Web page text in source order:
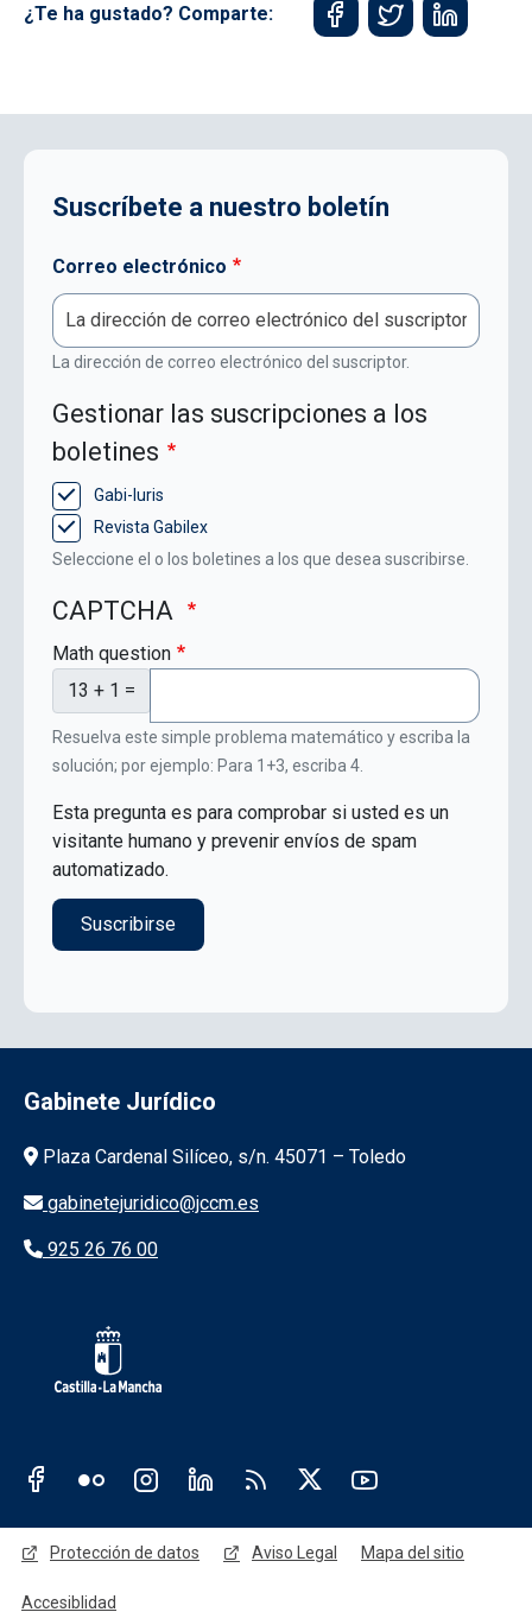
¿Te ha gustado? Comparte:
Suscríbete a nuestro boletín
Correo electrónico
La dirección de correo electrónico del suscriptor.
Gestionar las suscripciones a los
boletines
Gabi-Iuris
Revista Gabilex
Seleccione el o los boletines a los que desea suscribirse.
CAPTCHA
Math question
13 + 1 =
Resuelva este simple problema matemático y escriba la
solución; por ejemplo: Para 1+3, escriba 4.
Esta pregunta es para comprobar si usted es un
visitante humano y prevenir envíos de spam
automatizado.
Gabinete Jurídico
Información de la institución
Plaza Cardenal Silíceo, s/n. 45071 – Toledo
gabinetejuridico@jccm.es
925 26 76 00
Redes sociales JCCM
Menú legal
Protección de datos Aviso Legal Mapa del sitio
Accesiblidad